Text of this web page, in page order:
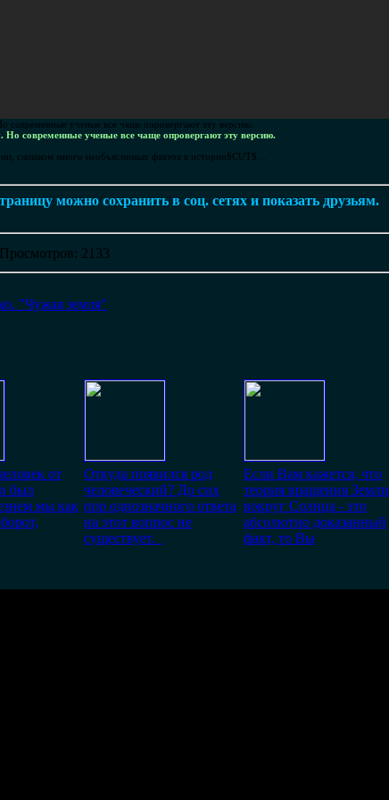
современные ученые все чаще опровергают эту версию.
Но современные ученые все чаще опровергают эту версию.
слишком много необъяснимых фактов в истории$CUT$…
можно сохранить в соц. сетях и показать друзьям.
Просмотров: 2133
"Чужая земля"
от
был
мы как
Откуда появился род
человеческий? До сих
пор однозначного ответа
на этот вопрос не
существует.
Если Вам кажется, что
теория вращения Земли
вокруг Солнца - это
абсолютно доказанный
факт, то Вы